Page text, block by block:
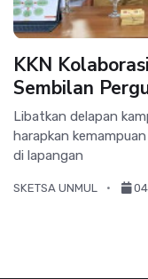
KKN
Sembilan
Libatkan delapan
harapkan
di lapangan
SKETSA UNMUL 04